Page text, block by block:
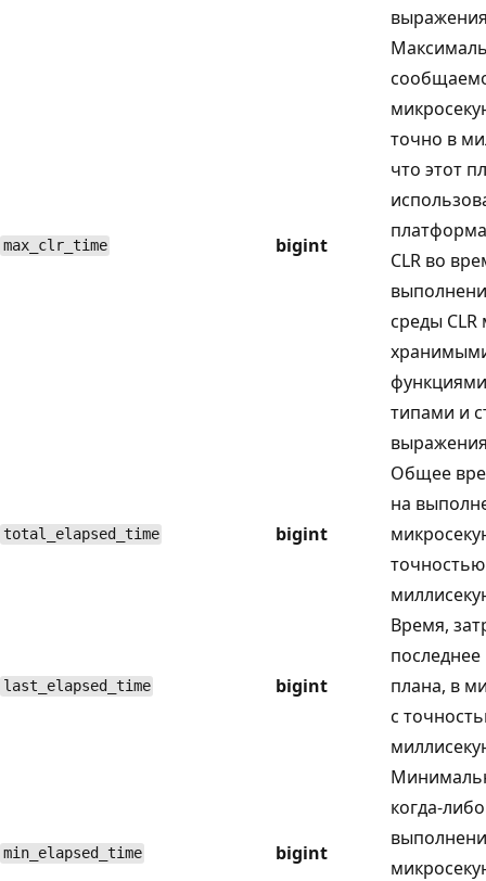
max_clr_time bigint
точно в
что этот
CLR во
среды CLR
типами и
total_elapsed_time bigint
Общее
на
last_elapsed_time bigint
Время,
плана, в
с
min_elapsed_time bigint
когда-